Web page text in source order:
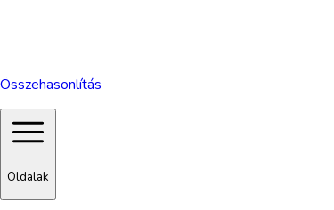
Összehasonlítás
Oldalak